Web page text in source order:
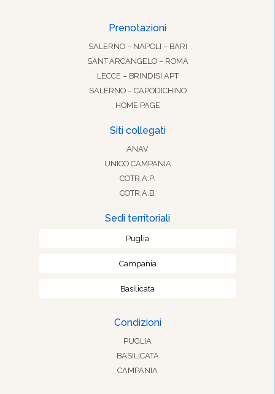
Prenotazioni
SALERNO – NAPOLI – BARI
SANT’ARCANGELO – ROMA
LECCE – BRINDISI APT
SALERNO – CAPODICHINO
HOME PAGE
Siti collegati
ANAV
UNICO CAMPANIA
COTR.A.P.
COTR.A.B.
Sedi territoriali
Puglia
Campania
Basilicata
Condizioni
PUGLIA
BASILICATA
CAMPANIA